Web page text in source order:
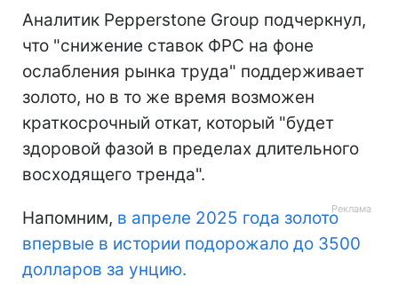
Аналитик Pepperstone Group подчеркнул,
что "снижение ставок ФРС на фоне
ослабления рынка труда" поддерживает
золото, но в то же время возможен
краткосрочный откат, который "будет
здоровой фазой в пределах длительного
восходящего тренда".
Напомним, в апреле 2025 года золото
впервые в истории подорожало до 3500
долларов за унцию.